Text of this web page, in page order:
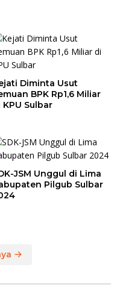
Diminta Usut
BPK Rp1,6 Miliar
KPU Sulbar
JSM Unggul di Lima
Pilgub Sulbar